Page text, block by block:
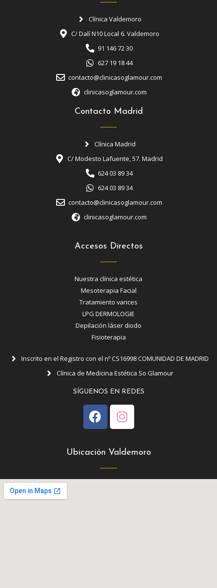
Clínica Valdemoro
C/ Dalí N10 Local 6. Valdemoro
91 146 72 30
627 19 18 44
contacto@clinicasoglamour.com
clinicasoglamour.com
Contacto Madrid
Clínica Madrid
C/ Modesto Lafuente, 57. Madrid
624 03 89 34
624 03 89 34
contacto@clinicasoglamour.com
clinicasoglamour.com
Accesos Directos
Nuestra clínica estética
Mesoterapia Facial
Tratamiento varices
LPG DERMOLOGIE
Depilación láser diodo
Fisioterapia
Inscrito en el Registro con el nº CS16998 COMUNIDAD DE MADRID
Clínica de Medicina Estética So Glamour
SÍGUENOS EN REDES
Ubicación Valdemoro